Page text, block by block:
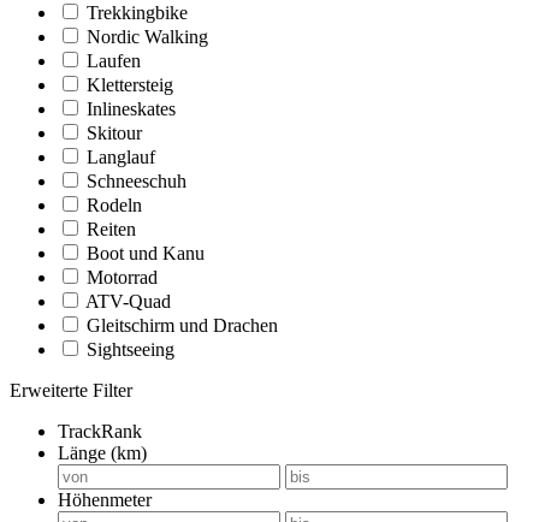
Trekkingbike
Nordic Walking
Laufen
Klettersteig
Inlineskates
Skitour
Langlauf
Schneeschuh
Rodeln
Reiten
Boot und Kanu
Motorrad
ATV-Quad
Gleitschirm und Drachen
Sightseeing
Erweiterte Filter
TrackRank
Länge (km)
Höhenmeter